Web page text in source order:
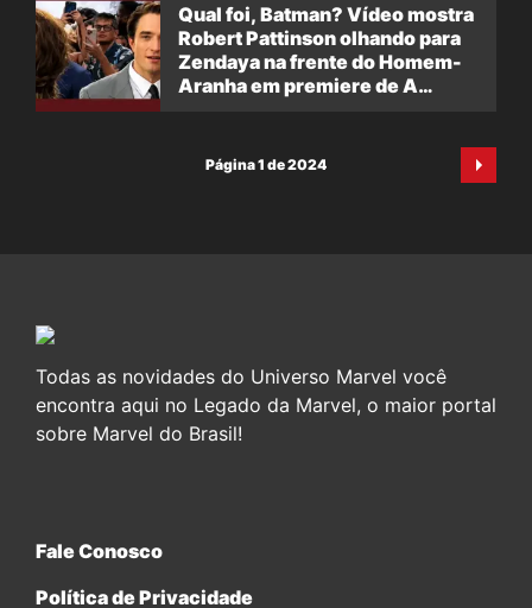
Qual foi, Batman? Vídeo mostra
Robert Pattinson olhando para
Zendaya na frente do Homem-
Aranha em premiere de A
Página 1 de 2024
Todas as novidades do Universo Marvel você
encontra aqui no Legado da Marvel, o maior portal
sobre Marvel do Brasil!
Fale Conosco
Política de Privacidade